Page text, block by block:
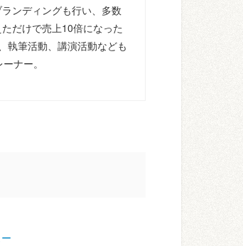
ンディングも行い、多数
だけで売上10倍になった
執筆活動、講演活動なども
ナー。